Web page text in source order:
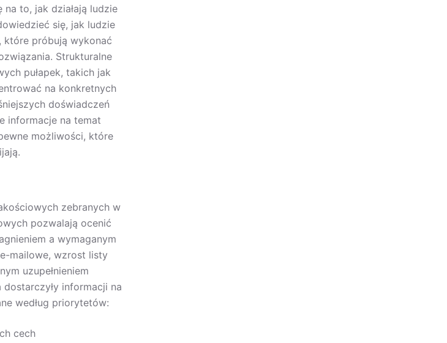
na to, jak działają ludzie
się, jak ludzie
które próbują wykonać
Strukturalne
pułapek, takich jak
na konkretnych
doświadczeń
informacje na temat
możliwości, które
zebranych w
pozwalają ocenić
a wymaganym
mailowe, wzrost listy
uzupełnieniem
informacji na
według priorytetów:
cech